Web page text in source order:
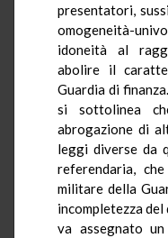
presentatori,
omogeneità-
idoneità al
abolire il
Guardia di
si sottolinea
abrogazione di
leggi diverse da
referendaria,
militare della
incompletezza
va assegnato